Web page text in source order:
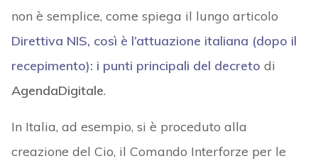
non è semplice, come spiega il lungo articolo
Direttiva NIS, così è l’attuazione italiana (dopo il
recepimento): i punti principali del decreto di
AgendaDigitale.
In Italia, ad esempio, si è proceduto alla
creazione del Cio, il Comando Interforze per le